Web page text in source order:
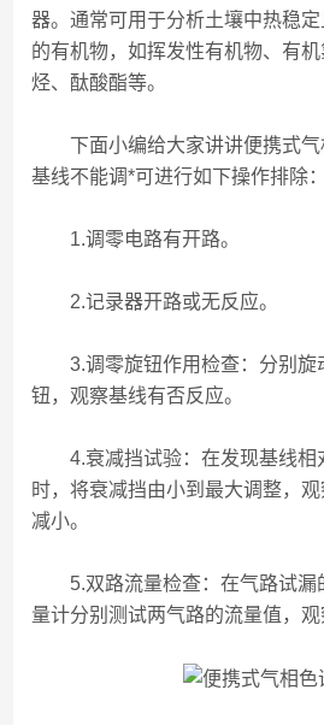
器。通常可用于分析土壤中热稳
的有机物，如挥发性有机物、有
烃、酞酸酯等。
下面小编给大家讲讲便携式气
基线不能调*可进行如下操作排除：
1.调零电路有开路。
2.记录器开路或无反应。
3.调零旋钮作用检查：分别旋
钮，观察基线有否反应。
4.衰减挡试验：在发现基线相
时，将衰减挡由小到最大调整，
减小。
5.双路流量检查：在气路试漏
量计分别测试两气路的流量值，观